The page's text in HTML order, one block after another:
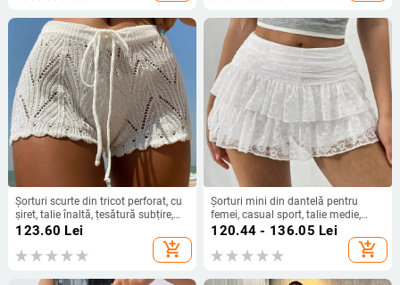
Șorturi scurte din tricot perforat, cu
șiret, talie înaltă, țesătură subțire,
micro-elasticitate, amestec
123.60 Lei
add_shopping_cart
Șorturi mini din dantelă pentru
femei, casual sport, talie medie,
poliester ușor, lungime Capri,
120.44 - 136.05 Lei
add_shopping_cart